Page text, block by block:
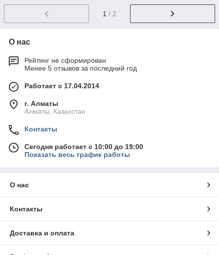
1 / 2
О нас
Рейтинг не сформирован
Менее 5 отзывов за последний год
Работает с 17.04.2014
г. Алматы
Алматы, Казахстан
Контакты
Сегодня работает с 10:00 до 19:00
Показать весь график работы
О нас
Контакты
Доставка и оплата